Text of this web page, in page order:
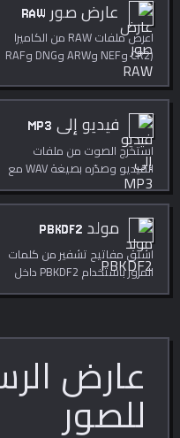
عارض صور RAW
اعرض ملفات RAW من الكاميرا
(CR2 وNEF وARW وDNG وRAF
معاينة JPEG المضمّنة.
فيديو إلى MP3
استخرج الصوت من ملفات
الفيديو وصدّره بصيغة WAV مع
عرض الشكل الموجي.
مولد PBKDF2
اشتق مفاتيح تشفير من كلمات
المرور باستخدام PBKDF2 داخل
متصفحك.
عارض
للصور